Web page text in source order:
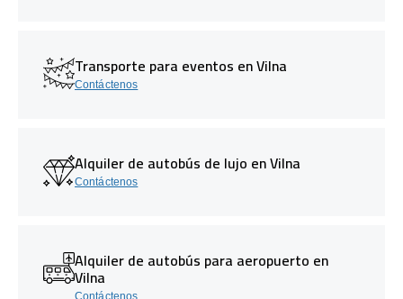
Transporte para eventos en Vilna
Contáctenos
Alquiler de autobús de lujo en Vilna
Contáctenos
Alquiler de autobús para aeropuerto en
Vilna
Contáctenos